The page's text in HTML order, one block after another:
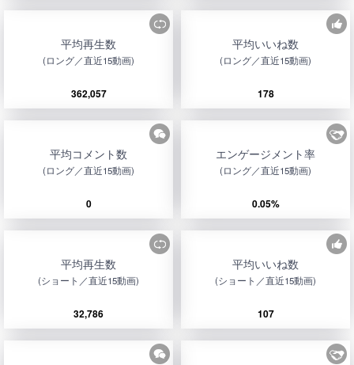
平均再生数
(ロング／直近15動画)
362,057
平均いいね数
(ロング／直近15動画)
178
平均コメント数
(ロング／直近15動画)
0
エンゲージメント率
(ロング／直近15動画)
0.05%
平均再生数
(ショート／直近15動画)
32,786
平均いいね数
(ショート／直近15動画)
107